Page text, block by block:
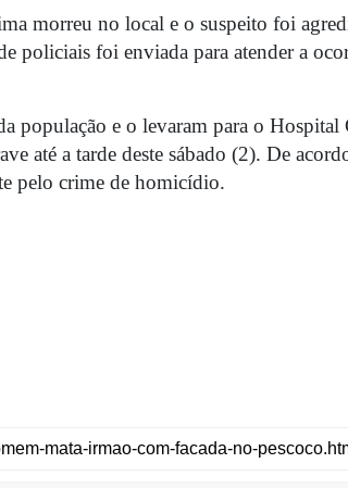
morreu no local e o suspeito foi
policiais foi enviada para atender a
população e o levaram para o Hospital
até a tarde deste sábado (2). De
pelo crime de homicídio.